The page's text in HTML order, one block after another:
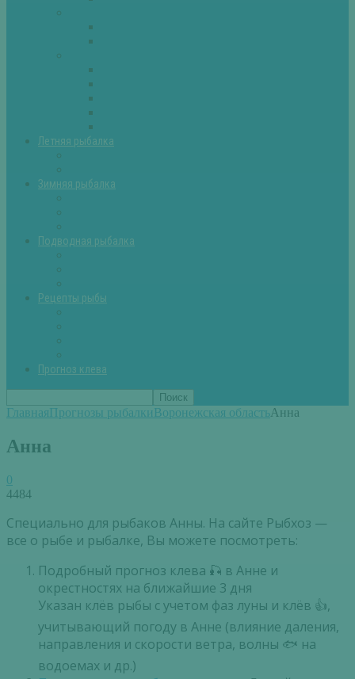
Летняя рыбалка
Зимняя рыбалка
Подводная рыбалка
Рецепты рыбы
Прогноз клева
ГлавнаяПрогнозы рыбалкиВоронежская областьАнна
Анна
0
4484
Специально для рыбаков Анны. На сайте Рыбхоз —
все о рыбе и рыбалке, Вы можете посмотреть:
Подробный прогноз клева 🎣 в Анне и
окрестностях на ближайшие 3 дня
Указан клёв рыбы с учетом фаз луны и клёв 👍,
учитывающий погоду в Анне (влияние даления,
направления и скорости ветра, волны 🐟 на
водоемах и др.)